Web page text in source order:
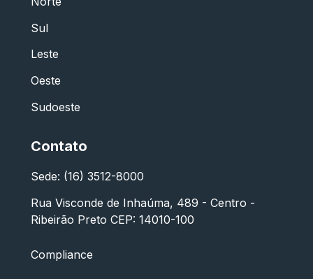
Sul
Leste
Oeste
Sudoeste
Contato
Sede: (16) 3512-8000
Rua Visconde de Inhaúma, 489 - Centro -
Ribeirão Preto CEP: 14010-100
Compliance